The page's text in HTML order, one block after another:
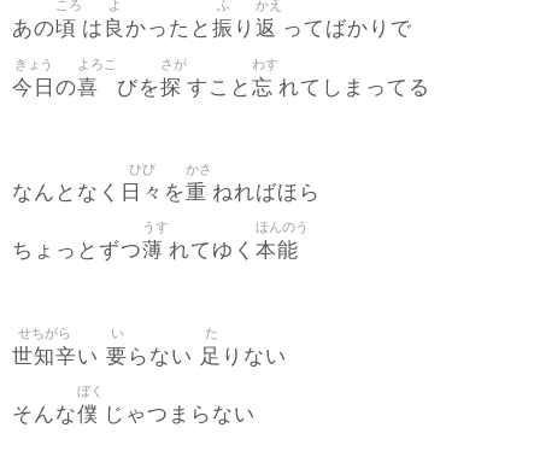
あの頃
ころ
は 良
よ
かったと 振
ふ
り 返
かえ
ってばかりで
今日
きょう
の喜
よろこ
びを探
さが
すこと 忘
わす
れてしまってる
なんとなく 日々
ひび
を重
かさ
ねればほら
ちょっとずつ薄
うす
れてゆく 本能
ほんのう
世知辛
せちがら
い 要
い
らない 足
た
りない
そんな僕
ぼく
じゃつまらない